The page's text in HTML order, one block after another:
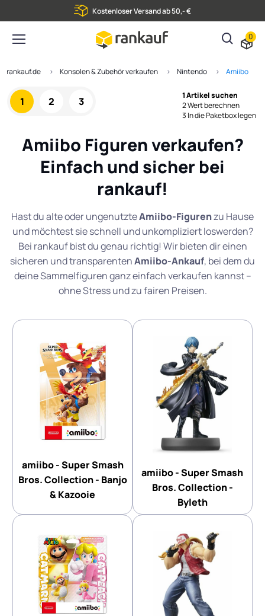
Kostenloser Versand ab 50,- €
0
rankauf.de Konsolen & Zubehör verkaufen Nintendo Amiibo
1 2 3
1 Artikel suchen
2 Wert berechnen
3 In die Paketbox legen
Amiibo Figuren verkaufen?
Einfach und sicher bei
rankauf!
Hast du alte oder ungenutzteAmiibo-Figurenzu Hause
und möchtest sie schnell und unkompliziert loswerden?
Bei rankauf bist du genau richtig! Wir bieten dir einen
sicheren und transparentenAmiibo-Ankauf, bei dem du
deine Sammelfiguren ganz einfach verkaufen kannst –
ohne Stress und zu fairen Preisen.
amiibo - Super Smash
Bros. Collection - Banjo
& Kazooie
amiibo - Super Smash
Bros. Collection -
Byleth